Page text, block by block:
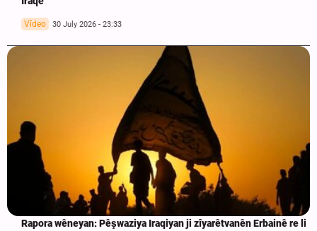
Vîdeo 30 July 2026 - 23:33
Rapora wêneyan: Pêşwaziya Iraqiyan ji zîyarêtvanên Erbainê re li